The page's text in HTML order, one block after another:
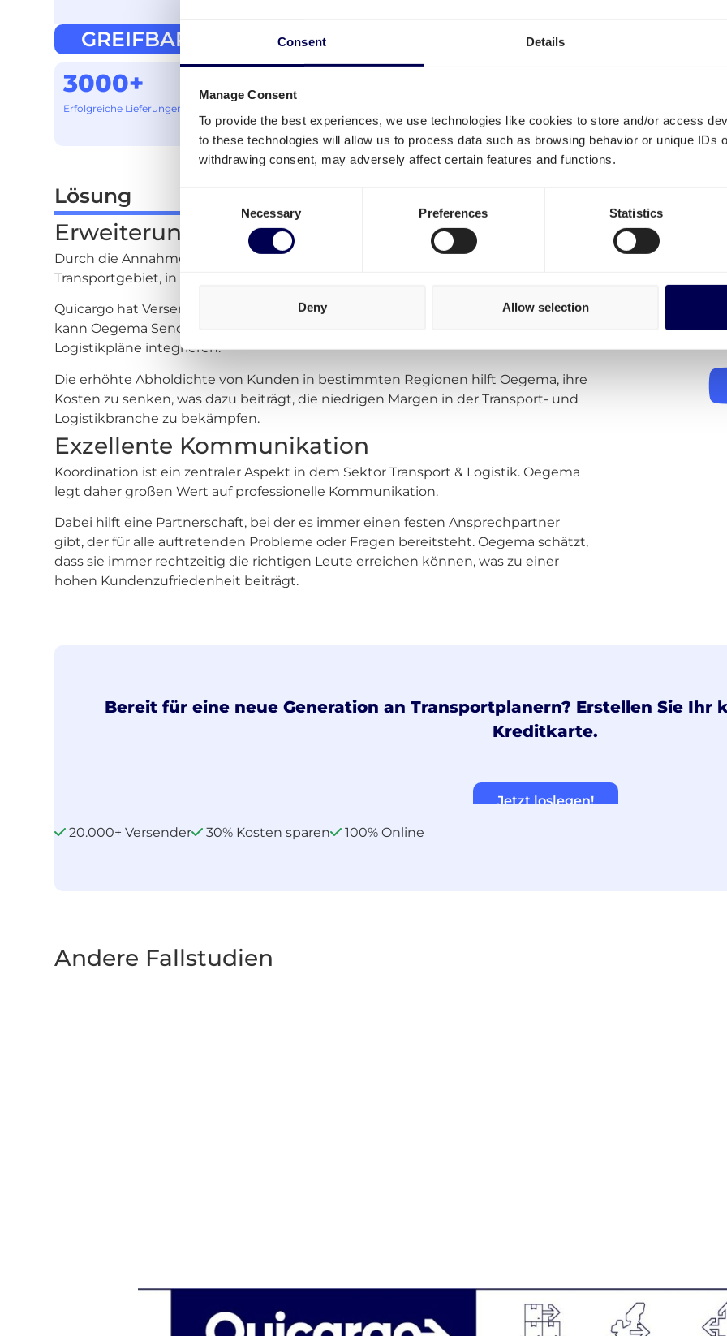
Consent Details
Manage Consent
To provide the best experiences, we use technologies like cookies to store and/or access
to these technologies will allow us to process data such as browsing behavior or unique IDs
withdrawing consent, may adversely affect certain features and functions.
Selection
Necessary Preferences Statistics
Deny Allow selection
GREIFBARE RESULTATE
3000+
Erfolgreiche Lieferungen
100+
ihrer Ware geholfen
Lösung
Erweiterung der Transportabdeckung
Durch die Annahme von Sendungen über Quicargo ist Oegema in der Lage, das
Transportgebiet, in dem sie tätig sind, zu erweitern.
Quicargo hat Versender in fast allen Gebieten, in denen Oegema aktiv ist. Somit
kann Oegema Sendungen von der digitalen Plattform reibungslos in seine
Logistikpläne integrieren.
Die erhöhte Abholdichte von Kunden in bestimmten Regionen hilft Oegema, ihre
Kosten zu senken, was dazu beiträgt, die niedrigen Margen in der Transport- und
Logistikbranche zu bekämpfen.
Exzellente Kommunikation
Koordination ist ein zentraler Aspekt in dem Sektor Transport & Logistik. Oegema
legt daher großen Wert auf professionelle Kommunikation.
Dabei hilft eine Partnerschaft, bei der es immer einen festen Ansprechpartner
gibt, der für alle auftretenden Probleme oder Fragen bereitsteht. Oegema schätzt,
dass sie immer rechtzeitig die richtigen Leute erreichen können, was zu einer
hohen Kundenzufriedenheit beiträgt.
Bereit für eine neue Generation an Transportplanern? Erstellen Sie Ihr
Kreditkarte.
Jetzt loslegen!
20.000+ Versender 30% Kosten sparen 100% Online
Andere Fallstudien